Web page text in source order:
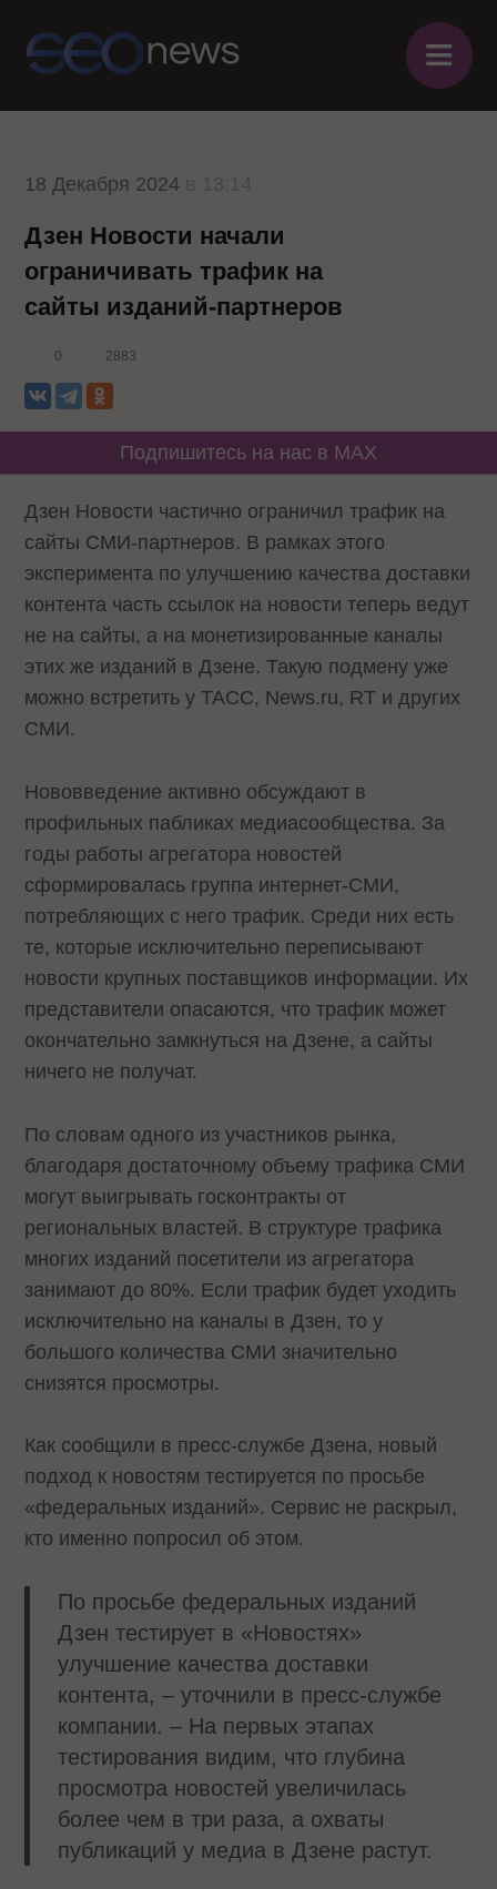
≡
18 Декабря 2024
Дзен Новости начали
ограничивать трафик на
сайты изданий-партнеров
0 2883
Подпишитесь на нас в MAX
Дзен Новости частично ограничил трафик на
сайты СМИ-партнеров. В рамках этого
эксперимента по улучшению качества доставки
контента часть ссылок на новости теперь ведут
не на сайты, а на монетизированные каналы
этих же изданий в Дзене. Такую подмену уже
можно встретить у ТАСС, News.ru, RT и других
СМИ.
Нововведение активно обсуждают в
профильных пабликах медиасообщества. За
годы работы агрегатора новостей
сформировалась группа интернет-СМИ,
потребляющих с него трафик. Среди них есть
те, которые исключительно переписывают
новости крупных поставщиков информации. Их
представители опасаются, что трафик может
окончательно замкнуться на Дзене, а сайты
ничего не получат.
По словам одного из участников рынка,
благодаря достаточному объему трафика СМИ
могут выигрывать госконтракты от
региональных властей. В структуре трафика
многих изданий посетители из агрегатора
занимают до 80%. Если трафик будет уходить
исключительно на каналы в Дзен, то у
большого количества СМИ значительно
снизятся просмотры.
Как сообщили в пресс-службе Дзена, новый
подход к новостям тестируется по просьбе
«федеральных изданий». Сервис не раскрыл,
кто именно попросил об этом.
По просьбе федеральных изданий
Дзен тестирует в «Новостях»
улучшение качества доставки
контента, – уточнили в пресс-службе
компании. – На первых этапах
тестирования видим, что глубина
просмотра новостей увеличилась
более чем в три раза, а охваты
публикаций у медиа в Дзене растут.